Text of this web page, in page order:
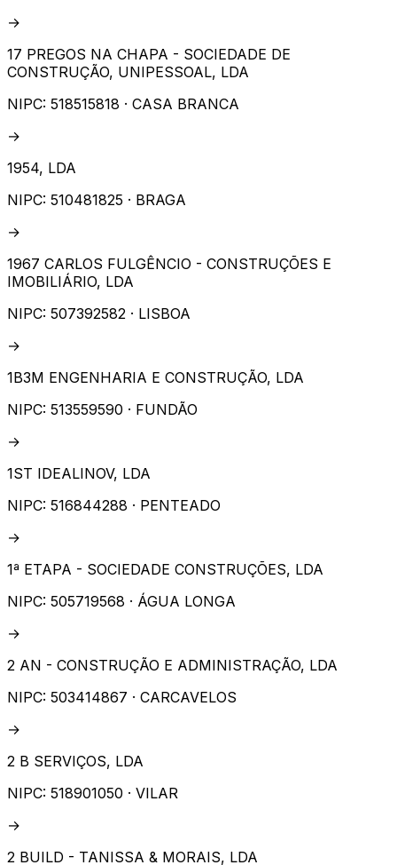
→
17 PREGOS NA CHAPA - SOCIEDADE DE
CONSTRUÇÃO, UNIPESSOAL, LDA
NIPC: 518515818 · CASA BRANCA
→
1954, LDA
NIPC: 510481825 · BRAGA
→
1967 CARLOS FULGÊNCIO - CONSTRUÇÕES E
IMOBILIÁRIO, LDA
NIPC: 507392582 · LISBOA
→
1B3M ENGENHARIA E CONSTRUÇÃO, LDA
NIPC: 513559590 · FUNDÃO
→
1ST IDEALINOV, LDA
NIPC: 516844288 · PENTEADO
→
1ª ETAPA - SOCIEDADE CONSTRUÇÕES, LDA
NIPC: 505719568 · ÁGUA LONGA
→
2 AN - CONSTRUÇÃO E ADMINISTRAÇÃO, LDA
NIPC: 503414867 · CARCAVELOS
→
2 B SERVIÇOS, LDA
NIPC: 518901050 · VILAR
→
2 BUILD - TANISSA & MORAIS, LDA